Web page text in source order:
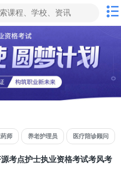
师 养老护理员 医疗陪诊顾问
源考点护士执业资格考试考风考